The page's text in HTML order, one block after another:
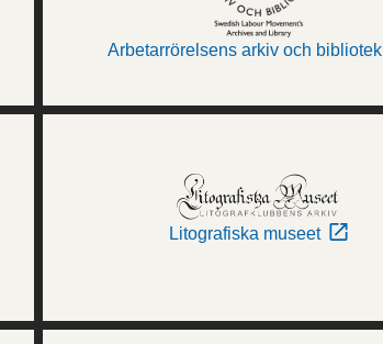
Arbetarrörelsens arkiv och bibliotek
Litografiska museet